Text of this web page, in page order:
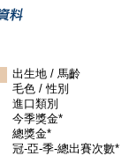
出生地 / 馬齡
毛色 / 性別
進口類別
今季獎金*
總獎金*
冠-亞-季-總出賽次數*